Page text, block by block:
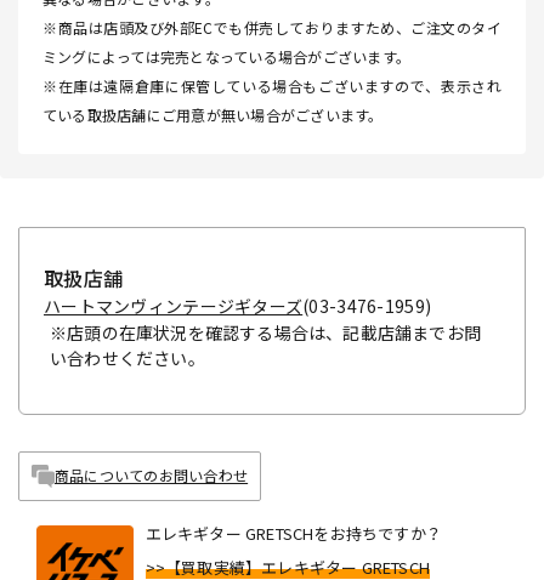
※商品は店頭及び外部ECでも併売しておりますため、ご注文のタイ
ミングによっては完売となっている場合がございます。
※在庫は遠隔倉庫に保管している場合もございますので、表示され
ている取扱店舗にご用意が無い場合がございます。
取扱店舗
ハートマンヴィンテージギターズ(03-3476-1959)
※店頭の在庫状況を確認する場合は、記載店舗までお問
い合わせください。
商品についてのお問い合わせ
エレキギター GRETSCHをお持ちですか？
>>【買取実績】エレキギター GRETSCH